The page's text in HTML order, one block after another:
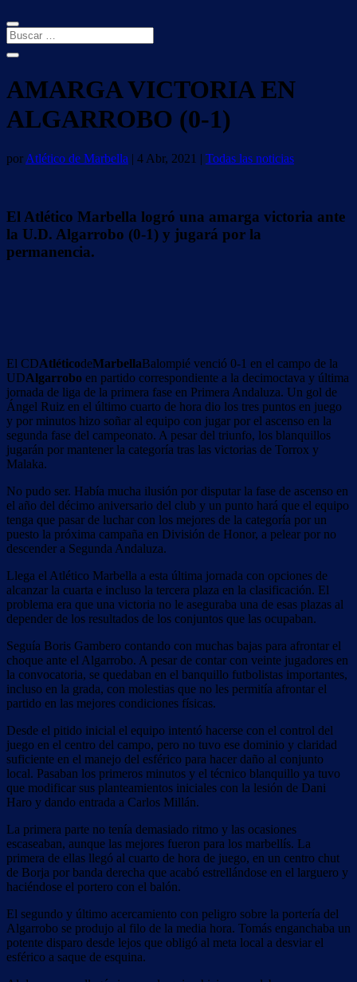
AMARGA VICTORIA EN
ALGARROBO (0-1)
por Atlético de Marbella | 4 Abr, 2021 | Todas las noticias
El Atlético Marbella logró una amarga victoria ante
la U.D. Algarrobo (0-1) y jugará por la
permanencia.
El CDAtléticodeMarbellaBalompié venció 0-1 en el campo de la
UDAlgarrobo en partido correspondiente a la decimoctava y última
jornada de liga de la primera fase en Primera Andaluza. Un gol de
Ángel Ruiz en el último cuarto de hora dio los tres puntos en juego
y por minutos hizo soñar al equipo con jugar por el ascenso en la
segunda fase del campeonato. A pesar del triunfo, los blanquillos
jugarán por mantener la categoría tras las victorias de Torrox y
Malaka.
No pudo ser. Había mucha ilusión por disputar la fase de ascenso en
el año del décimo aniversario del club y un punto hará que el equipo
tenga que pasar de luchar con los mejores de la categoría por un
puesto la próxima campaña en División de Honor, a pelear por no
descender a Segunda Andaluza.
Llega el Atlético Marbella a esta última jornada con opciones de
alcanzar la cuarta e incluso la tercera plaza en la clasificación. El
problema era que una victoria no le aseguraba una de esas plazas al
depender de los resultados de los conjuntos que las ocupaban.
Seguía Boris Gambero contando con muchas bajas para afrontar el
choque ante el Algarrobo. A pesar de contar con veinte jugadores en
la convocatoria, se quedaban en el banquillo futbolistas importantes,
incluso en la grada, con molestias que no les permitía afrontar el
partido en las mejores condiciones físicas.
Desde el pitido inicial el equipo intentó hacerse con el control del
juego en el centro del campo, pero no tuvo ese dominio y claridad
suficiente en el manejo del esférico para hacer daño al conjunto
local. Pasaban los primeros minutos y el técnico blanquillo ya tuvo
que modificar sus planteamientos iniciales con la lesión de Dani
Haro y dando entrada a Carlos Millán.
La primera parte no tenía demasiado ritmo y las ocasiones
escaseaban, aunque las mejores fueron para los marbellís. La
primera de ellas llegó al cuarto de hora de juego, en un centro chut
de Borja por banda derecha que acabó estrellándose en el larguero y
haciéndose el portero con el balón.
El segundo y último acercamiento con peligro sobre la portería del
Algarrobo se produjo al filo de la media hora. Tomás enganchaba un
potente disparo desde lejos que obligó al meta local a desviar el
esférico a saque de esquina.